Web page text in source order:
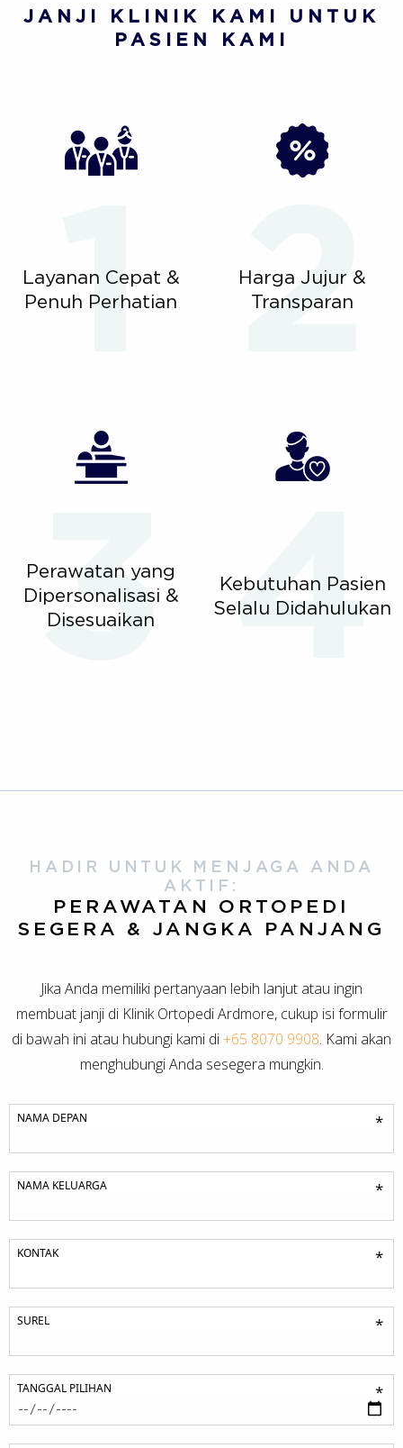
JANJI KLINIK KAMI UNTUK
PASIEN KAMI
Layanan Cepat &
Penuh Perhatian
Harga Jujur &
Transparan
Perawatan yang
Dipersonalisasi &
Disesuaikan
Kebutuhan Pasien
Selalu Didahulukan
HADIR UNTUK MENJAGA ANDA
AKTIF:
PERAWATAN ORTOPEDI
SEGERA & JANGKA PANJANG
Jika Anda memiliki pertanyaan lebih lanjut atau ingin
membuat janji di Klinik Ortopedi Ardmore, cukup isi formulir
di bawah ini atau hubungi kami di+65 8070 9908. Kami akan
menghubungi Anda sesegera mungkin.
NAMA DEPAN *
NAMA KELUARGA *
KONTAK *
SUREL *
TANGGAL PILIHAN *